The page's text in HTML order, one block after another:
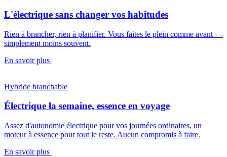
L'électrique sans changer vos habitudes
Rien à brancher, rien à planifier. Vous faites le plein comme avant —
simplement moins souvent.
En savoir plus
Hybride branchable
Électrique la semaine, essence en voyage
Assez d'autonomie électrique pour vos journées ordinaires, un
moteur à essence pour tout le reste. Aucun compromis à faire.
En savoir plus